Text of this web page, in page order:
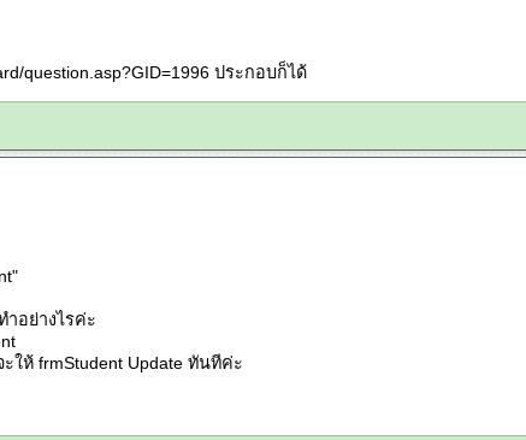
question.asp?GID=1996 ประกอบก็ได้
ำอย่างไรค่ะ
ให้ frmStudent Update ทันทีค่ะ